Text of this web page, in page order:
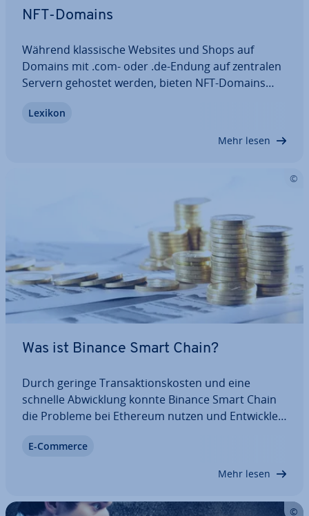
NFT-Domains
Während klas­si­sche Websites und Shops auf
Domains mit .com- oder .de-Endung auf zentralen
Servern gehostet werden, bieten NFT-Domains
anders – eine NFT-Domain wird auch dezentral ge­
Lexikon
Mehr lesen
Was ist Binance Smart Chain?
Durch geringe Trans­ak­ti­ons­kos­ten und eine
schnelle Ab­wick­lung konnte Binance Smart Chain
die Probleme bei Ethereum nutzen und Ent­wick­ler
Sie, wie BSC funk­tio­niert, welche Vor- und
Nachteile es im Vergleich zu Ethereum bietet und
E-Commerce
Mehr lesen